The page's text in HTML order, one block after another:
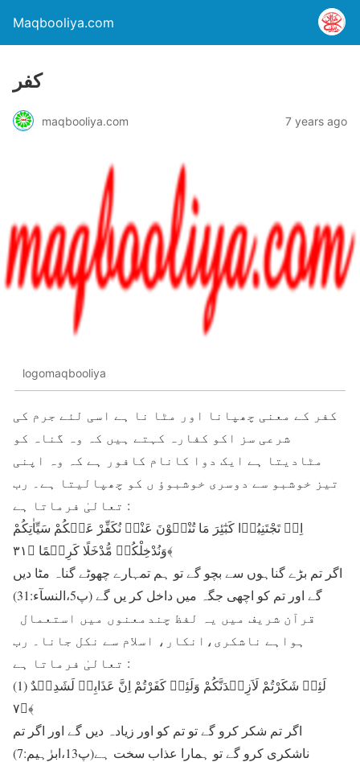
Maqbooliya.com
کفر
maqbooliya.com 7 years ago
logomaqbooliya
کفر کے معنی چھپانا اور مٹا نا ہے اسی لئے جرم کی
شرعی سز اکو کفارہ کہتے ہیں کہ وہ گناہ کو
مٹادیتا ہے ایک دوا کانام کافور ہے کہ وہ اپنی
تیز خوشبو سے دوسری خوشبوؤ ں کو چھپالیتا ہے۔ رب
تعالیٰ فرماتا ہے :
اِنۡ تَجْتَنِبُوۡا کَبٰٓئِرَ مَا تُنْہَوْنَ عَنْہُ نُکَفِّرْ عَنۡکُمْ سَیِّاٰتِکُمْ
وَنُدْخِلْکُمۡ مُّدْخَلًا کَرِیۡمًا ﴿۳۱﴾
اگر تم بڑے گناہوں سے بچو گے تو ہم تمہارے چھوٹے گناہ مٹا دیں
گے اور تم کو اچھی جگہ میں داخل کر یں گے (پ5،النسآء:31)
ہواہے ناشکری،انکار، اسلام سے نکل جانا۔ رب
تعالیٰ فرماتا ہے :
(1) لَئِنۡ شَکَرْتُمْ لَاَزِیۡدَنَّکُمْ وَلَئِنۡ کَفَرْتُمْ اِنَّ عَذَابِیۡ لَشَدِیۡدٌ
﴿۷﴾
اگر تم شکر کرو گے تو تم کو اور زیادہ دیں گے اور اگر تم
ناشکری کرو گے تو ہمارا عذاب سخت ہے(پ13،ابرٰہیم:7)